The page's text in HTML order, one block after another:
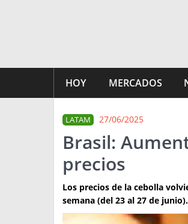
HOY MERCADOS
LATAM 27/06/2025
Brasil:
precios
Los precios de la cebolla
semana (del 23 al 27 de junio).